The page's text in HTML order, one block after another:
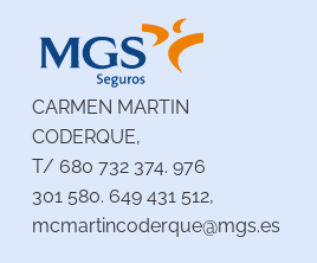
CARMEN MARTIN
CODERQUE,
T/ 680 732 374. 976
301 580. 649 431 512,
mcmartincoderque@mgs.es